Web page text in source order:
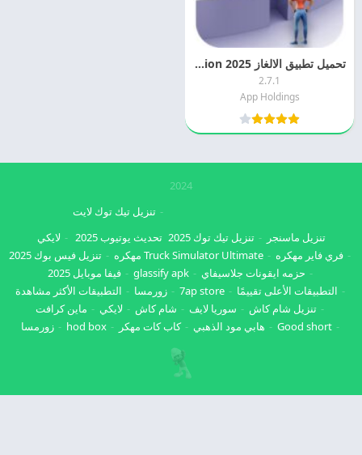
تحميل تطبيق الالغاز 2025 Smart Puzzles Collection مجانا
2.7.1
App Holdings
2024
تنزيل ماسنجر تنزيل تيك توك 2025
تنزيل تيك توك لايت
تحديث يوتيوب 2025
لايكي
فري فاير مهكره
Truck Simulator Ultimate مهكره
تنزيل فيس بوك 2025
حزمه ايقونات جلاسيفاي
glassify apk
فيفا موبايل 2025
التطبيقات الأعلى تقييمًا
7ap store زورمسا
التطبيقات الأكثر مشاهدة
تنزيل شام كاش
سوريا لايف شام كاش لايكي
ماين كرافت
Good short
هابي مود الذهبي كاب كات مهكر hod box زورمسا